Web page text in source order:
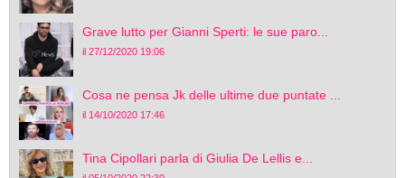
Grave lutto per Gianni Sperti: le sue paro...
il 27/12/2020 19:06
Cosa ne pensa Jk delle ultime due puntate ...
il 14/10/2020 17:46
Tina Cipollari parla di Giulia De Lellis e...